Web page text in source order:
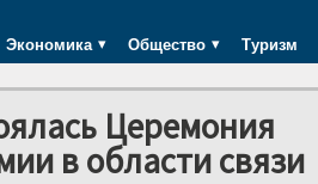
Экономика Общество Туризм
Церемония
в области связи